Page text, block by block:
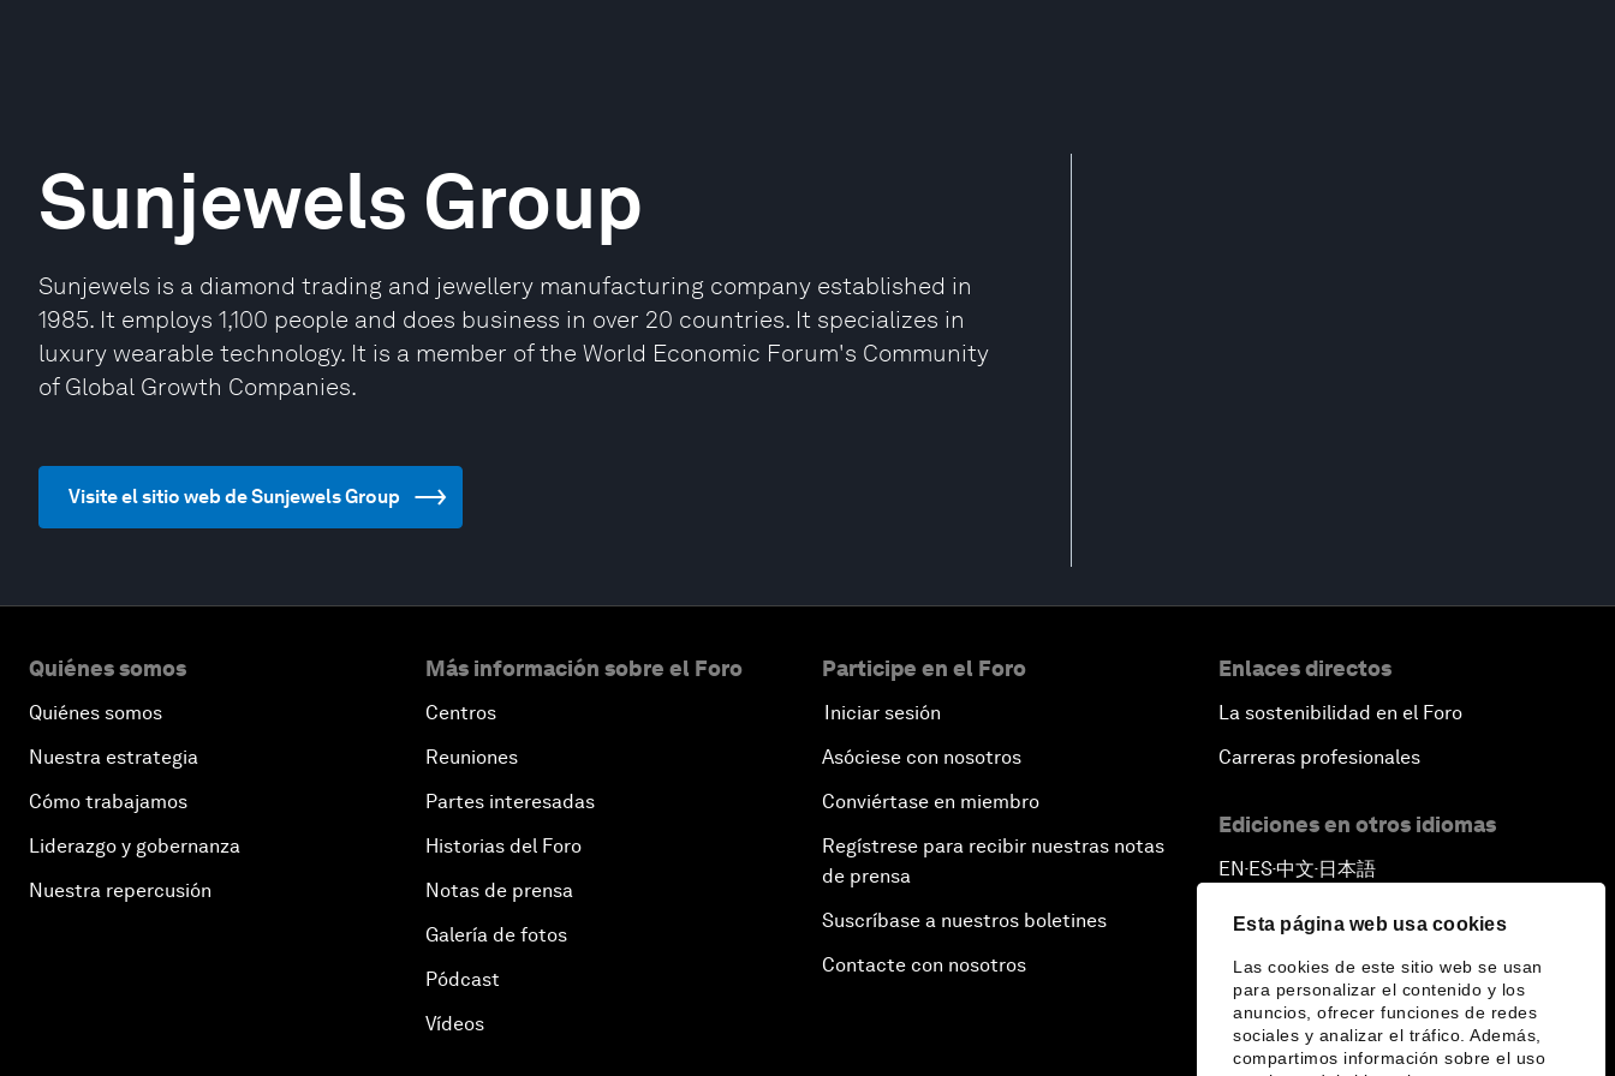
Esta página web usa cookies
Las cookies de este sitio web se usan
para personalizar el contenido y los
anuncios, ofrecer funciones de redes
sociales y analizar el tráfico. Además,
compartimos información sobre el uso
Sunjewels Group
Sunjewels is a diamond trading and jewellery manufacturing company established in
1985. It employs 1,100 people and does business in over 20 countries. It specializes in
luxury wearable technology. It is a member of the World Economic Forum's Community
of Global Growth Companies.
Visite el sitio web de Sunjewels Group
Quiénes somos
Quiénes somos
Nuestra estrategia
Cómo trabajamos
Liderazgo y gobernanza
Nuestra repercusión
Más información sobre el Foro
Centros
Reuniones
Partes interesadas
Historias del Foro
Notas de prensa
Galería de fotos
Pódcast
Vídeos
Participe en el Foro
Iniciar sesión
Asóciese con nosotros
Conviértase en miembro
Regístrese para recibir nuestras notas
de prensa
Suscríbase a nuestros boletines
Contacte con nosotros
Enlaces directos
La sostenibilidad en el Foro
Carreras profesionales
Ediciones en otros idiomas
EN ▪ES▪中文▪ 日本語